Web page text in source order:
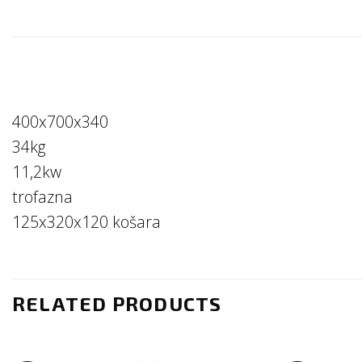
400x700x340
34kg
11,2kw
trofazna
125x320x120 košara
RELATED PRODUCTS